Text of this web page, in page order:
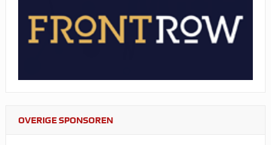
OVERIGE SPONSOREN